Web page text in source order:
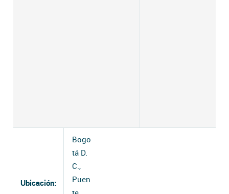
Ubicación:
Bogo
tá D.
C.,
Puen